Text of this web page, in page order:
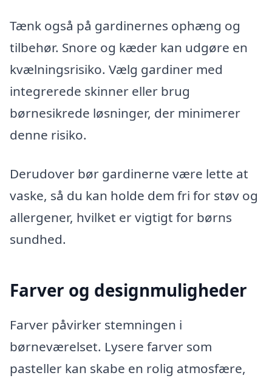
Tænk også på gardinernes ophæng og
tilbehør. Snore og kæder kan udgøre en
kvælningsrisiko. Vælg gardiner med
integrerede skinner eller brug
børnesikrede løsninger, der minimerer
denne risiko.
Derudover bør gardinerne være lette at
vaske, så du kan holde dem fri for støv og
allergener, hvilket er vigtigt for børns
sundhed.
Farver og designmuligheder
Farver påvirker stemningen i
børneværelset. Lysere farver som
pasteller kan skabe en rolig atmosfære,